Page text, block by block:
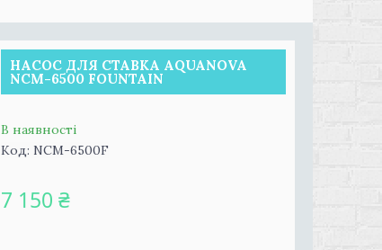
НАСОС ДЛЯ СТАВКА AQUANOVA
NCM-6500 FOUNTAIN
В наявності
Код: NCM-6500F
7 150 ₴